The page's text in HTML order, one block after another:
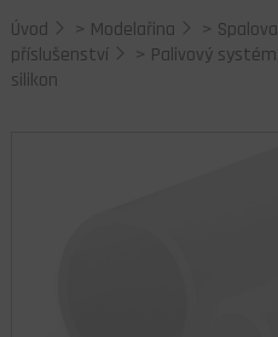
Úvod > Modelařina >
příslušenství
> Palivový systém
silikon